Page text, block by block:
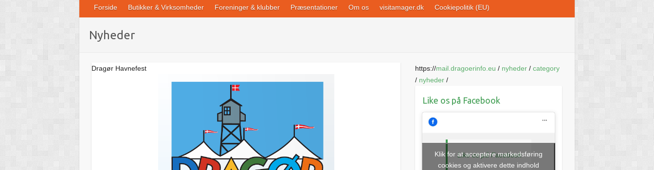
Forside Butikker & Virksomheder Foreninger & klubber Præsentationer Om os visitamager.dk Cookiepolitik (EU)
Nyheder
Dragør Havnefest https://mail.dragoerinfo.eu / nyheder/ category
/ nyheder/
Like os på Facebook
Like os på Facebook
Klik for at acceptere markedsføring
cookies og aktivere dette indhold